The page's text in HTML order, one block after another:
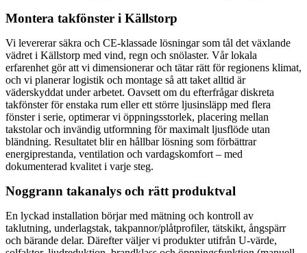
Montera takfönster i Källstorp
Vi levererar säkra och CE-klassade lösningar som tål det växlande
vädret i Källstorp med vind, regn och snölaster. Vår lokala
erfarenhet gör att vi dimensionerar och tätar rätt för regionens klimat,
och vi planerar logistik och montage så att taket alltid är
väderskyddat under arbetet. Oavsett om du efterfrågar diskreta
takfönster för enstaka rum eller ett större ljusinsläpp med flera
fönster i serie, optimerar vi öppningsstorlek, placering mellan
takstolar och invändig utformning för maximalt ljusflöde utan
bländning. Resultatet blir en hållbar lösning som förbättrar
energiprestanda, ventilation och vardagskomfort – med
dokumenterad kvalitet i varje steg.
Noggrann takanalys och rätt produktval
En lyckad installation börjar med mätning och kontroll av
taklutning, underlagstak, takpannor/plåtprofiler, tätskikt, ångspärr
och bärande delar. Därefter väljer vi produkter utifrån U-värde,